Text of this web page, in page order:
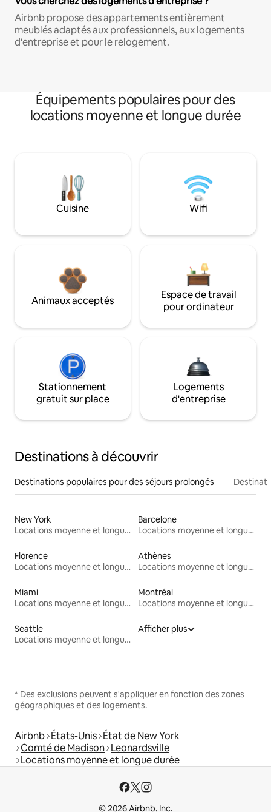
Airbnb propose des appartements entièrement
meublés adaptés aux professionnels, aux logements
d'entreprise et pour le relogement.
Équipements populaires pour des
locations moyenne et longue durée
Cuisine Wifi
Animaux acceptés
Espace de travail
pour ordinateur
Stationnement
gratuit sur place
Logements
d'entreprise
Destinations à découvrir
Destinations populaires pour des séjours prolongés
New York
Locations moyenne et longue durée
Barcelone
Locations moyenne et longue durée
Florence
Locations moyenne et longue durée
Athènes
Locations moyenne et longue durée
Miami
Locations moyenne et longue durée
Montréal
Locations moyenne et longue durée
Seattle
Locations moyenne et longue durée
Afficher plus
* Des exclusions peuvent s'appliquer en fonction des zones
géographiques et des logements.
Airbnb États-Unis État de New York
Comté de Madison Leonardsville
Locations moyenne et longue durée
© 2026 Airbnb, Inc.